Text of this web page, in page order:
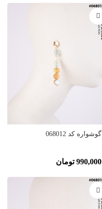
گوشواره کد 068012
990,000 تومان